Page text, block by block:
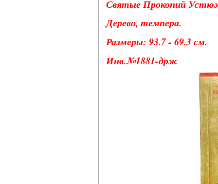
Святые Прокопий
Дерево, темпера.
Размеры: 93.7 - 69.3 см.
Инв.№1881-држ